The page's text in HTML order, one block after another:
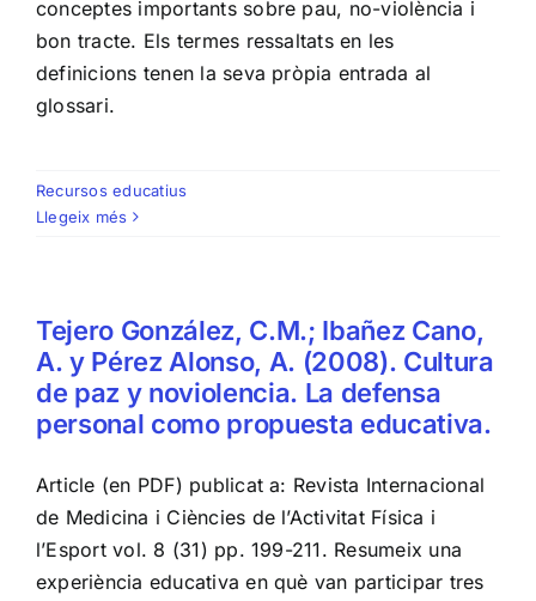
conceptes importants sobre pau, no-violència i
bon tracte. Els termes ressaltats en les
definicions tenen la seva pròpia entrada al
glossari.
Recursos educatius
Llegeix més
Tejero González, C.M.; Ibañez Cano,
A. y Pérez Alonso, A. (2008). Cultura
de paz y noviolencia. La defensa
personal como propuesta educativa.
Article (en PDF) publicat a: Revista Internacional
de Medicina i Ciències de l’Activitat Física i
l’Esport vol. 8 (31) pp. 199-211. Resumeix una
experiència educativa en què van participar tres